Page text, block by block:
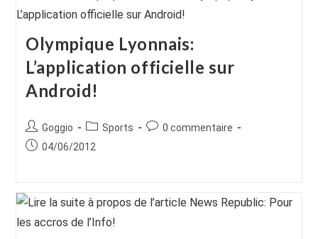
Olympique Lyonnais:
L’application officielle sur
Android!
Auteur/autrice
de
Goggio
Post
category:
Sports
Commentaires
0 commentaire
Publication
04/06/2012